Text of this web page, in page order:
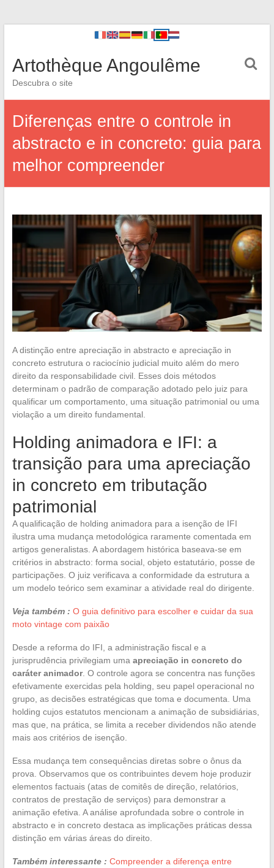
Artothèque Angoulême
Descubra o site
Diferenças entre o controle in
abstracto e in concreto: guia para
melhor compreender
A distinção entre apreciação in abstracto e apreciação in
concreto estrutura o raciocínio judicial muito além do mero
direito da responsabilidade civil. Esses dois métodos
determinam o padrão de comparação adotado pelo juiz para
qualificar um comportamento, uma situação patrimonial ou uma
violação a um direito fundamental.
Holding animadora e IFI: a
transição para uma apreciação
in concreto em tributação
patrimonial
A qualificação de holding animadora para a isenção de IFI
ilustra uma mudança metodológica raramente comentada em
artigos generalistas. A abordagem histórica baseava-se em
critérios in abstracto: forma social, objeto estatutário, posse de
participações. O juiz verificava a conformidade da estrutura a
um modelo teórico sem examinar a atividade real do dirigente.
Veja também : O guia definitivo para escolher e cuidar da sua
moto vintage com paixão
Desde a reforma do IFI, a administração fiscal e a
jurisprudência privilegiam uma apreciação in concreto do
caráter animador. O controle agora se concentra nas funções
efetivamente exercidas pela holding, seu papel operacional no
grupo, as decisões estratégicas que toma e documenta. Uma
holding cujos estatutos mencionam a animação de subsidiárias,
mas que, na prática, se limita a receber dividendos não atende
mais aos critérios de isenção.
Essa mudança tem consequências diretas sobre o ônus da
prova. Observamos que os contribuintes devem hoje produzir
elementos factuais (atas de comitês de direção, relatórios,
contratos de prestação de serviços) para demonstrar a
animação efetiva. A análise aprofundada sobre o controle in
abstracto e in concreto destaca as implicações práticas dessa
distinção em várias áreas do direito.
Também interessante : Compreender a diferença entre